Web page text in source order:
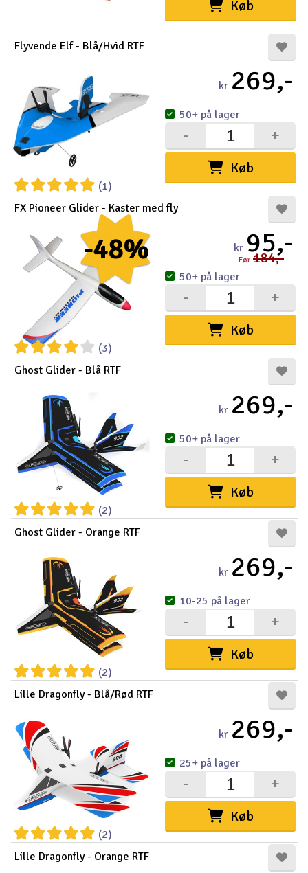
Køb
Flyvende Elf - Blå/Hvid RTF
(1)
kr 269,-
Køb
+
-
50+ på lager
-48%
FX Pioneer Glider - Kaster med fly
(3)
kr 95,-
Før 184,-
Køb
+
-
50+ på lager
Ghost Glider - Blå RTF
(2)
kr 269,-
Køb
+
-
50+ på lager
Ghost Glider - Orange RTF
(2)
kr 269,-
Køb
+
-
10-25 på lager
Lille Dragonfly - Blå/Rød RTF
(2)
kr 269,-
Køb
+
-
25+ på lager
Lille Dragonfly - Orange RTF